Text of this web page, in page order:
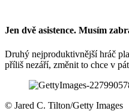
Jen dvě asistence. Musím
Druhý nejproduktivnější hráč
příliš nezáří, změnit to chce v
© Jared C. Tilton/Getty Images